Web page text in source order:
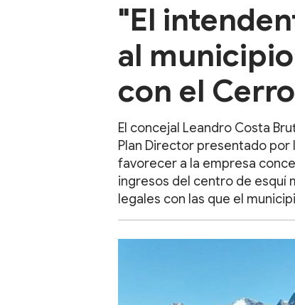
"El
al
con el
El concejal Leandro Costa
Plan Director presentado
favorecer a la empresa
ingresos del centro de esquí
legales con las que el